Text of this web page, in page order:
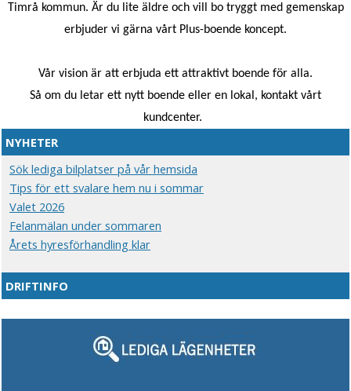
Timrå kommun. Är du lite äldre och vill bo tryggt med gemenskap
erbjuder vi gärna vårt Plus-boende koncept.
Vår vision är att erbjuda ett attraktivt boende för alla.
Så om du letar ett nytt boende eller en lokal, kontakt vårt
kundcenter.
NYHETER
Sök lediga bilplatser på vår hemsida
Tips för ett svalare hem nu i sommar
Valet 2026
Felanmälan under sommaren
Årets hyresförhandling klar
DRIFTINFO